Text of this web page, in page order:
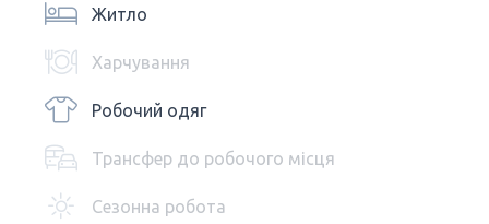
Житло
Харчування
Робочий одяг
Трансфер до робочого місця
Сезонна робота